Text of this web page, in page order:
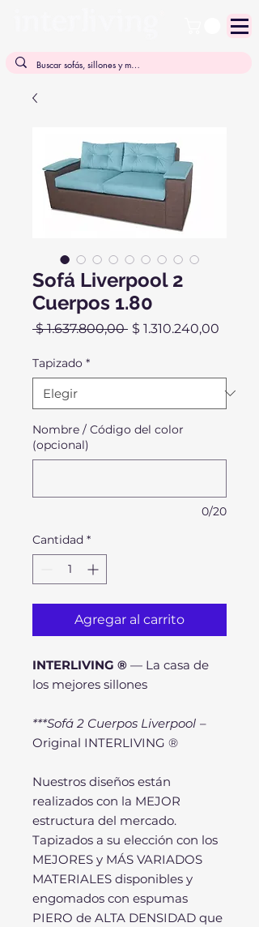
Sofá Liverpool 2
Cuerpos 1.80
$ 1.637.800,00 Precio
$ 1.310.240,00
Tapizado *
Nombre / Código del color
(opcional)
0/20
Cantidad *
Agregar al carrito
INTERLIVING ® — La casa de
los mejores sillones
***Sofá 2 Cuerpos Liverpool –
Original INTERLIVING ®
Nuestros diseños están
realizados con la MEJOR
estructura del mercado.
Tapizados a su elección con los
MEJORES y MÁS VARIADOS
MATERIALES disponibles y
engomados con espumas
PIERO de ALTA DENSIDAD que